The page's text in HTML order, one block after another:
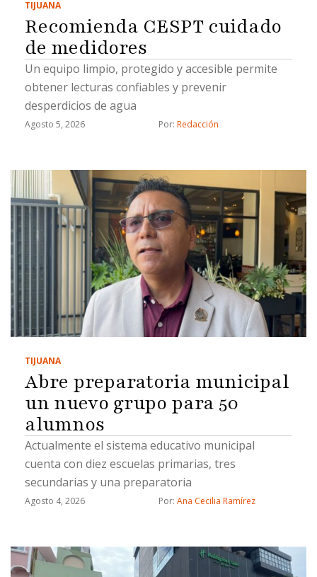
TIJUANA
Recomienda CESPT cuidado
de medidores
Un equipo limpio, protegido y accesible permite
obtener lecturas confiables y prevenir
desperdicios de agua
Agosto 5, 2026 Por: Redacción
TIJUANA
Abre preparatoria municipal
un nuevo grupo para 50
alumnos
Actualmente el sistema educativo municipal
cuenta con diez escuelas primarias, tres
secundarias y una preparatoria
Agosto 4, 2026 Por: Ana Cecilia Ramírez